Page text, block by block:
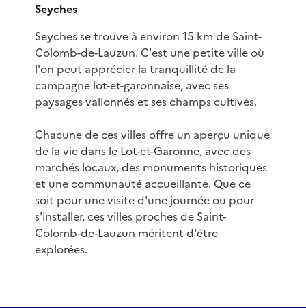
Seyches
Seyches se trouve à environ 15 km de Saint-
Colomb-de-Lauzun. C'est une petite ville où
l'on peut apprécier la tranquillité de la
campagne lot-et-garonnaise, avec ses
paysages vallonnés et ses champs cultivés.
Chacune de ces villes offre un aperçu unique
de la vie dans le Lot-et-Garonne, avec des
marchés locaux, des monuments historiques
et une communauté accueillante. Que ce
soit pour une visite d'une journée ou pour
s'installer, ces villes proches de Saint-
Colomb-de-Lauzun méritent d'être
explorées.